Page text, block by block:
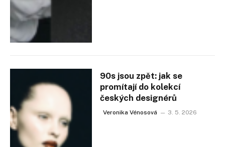
90s jsou zpět: jak se
promítají do kolekcí
českých designérů
Veronika Vénosová 3. 5. 2026